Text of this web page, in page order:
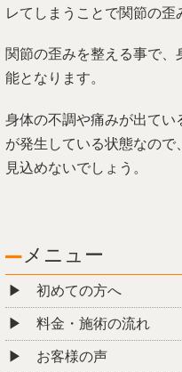
レてしまうことで関節の歪
関節の歪みを整える事で
能となります。
身体の不調や痛みが出てい
が発生している状態なの
見込めないでしょう。
メニュー
初めての方へ
料金・施術の流れ
お客様の声